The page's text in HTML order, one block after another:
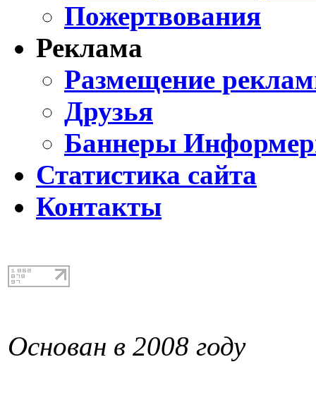
Пожертвования
Реклама
Размещение
Друзья
Баннеры
Статистика сайта
Контакты
Основан в 2008 году